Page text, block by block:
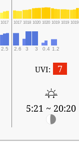
1017 1017 1018 1020 1020 1019 1019 1019
2.5 2.6 3 3 0.4 1.2
UVI: 7
5:21 ~ 20:20